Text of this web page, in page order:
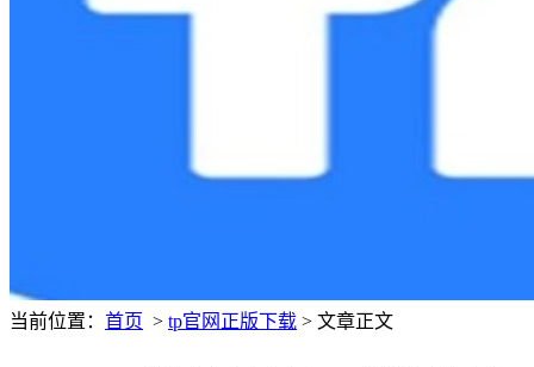
当前位置： 首页 > tp官网正版下载 > 文章正文